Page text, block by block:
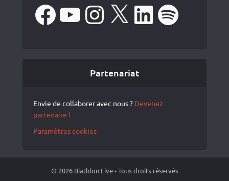
FacebookYouTube Instagram LinkedIn Spotify
Partenariat
Envie de collaborer avec nous ? Devenez
partenaire !
Paramètres cookies
© 2026 Biathlon Live - Tous droits réservés